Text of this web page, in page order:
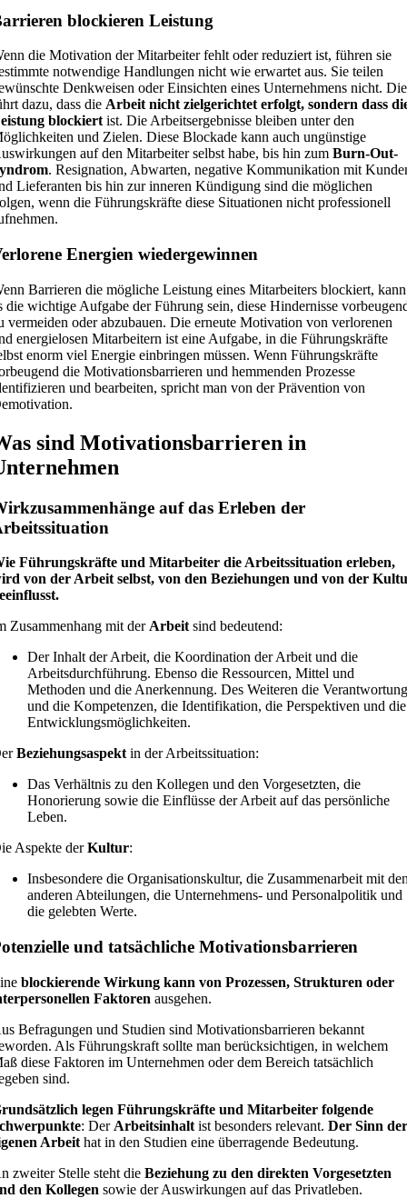
blockieren Leistung
die Motivation der Mitarbeiter fehlt oder reduziert ist, führen sie
notwendige Handlungen nicht wie erwartet aus. Sie teilen
Denkweisen oder Einsichten eines Unternehmens nicht.
dazu, dass die Arbeit nicht zielgerichtet erfolgt, sondern dass
blockiert ist. Die Arbeitsergebnisse bleiben unter den
und Zielen. Diese Blockade kann auch ungünstige
auf den Mitarbeiter selbst habe, bis hin zumBurn-Out-
. Resignation, Abwarten, negative Kommunikation mit
Lieferanten bis hin zur inneren Kündigung sind die möglichen
wenn die Führungskräfte diese Situationen nicht professionell
Energien wiedergewinnen
Barrieren die mögliche Leistung eines Mitarbeiters blockiert, kann
die wichtige Aufgabe der Führung sein, diese Hindernisse
vermeiden oder abzubauen. Die erneute Motivation von verlorenen
energielosen Mitarbeitern ist eine Aufgabe, in die Führungskräfte
enorm viel Energie einbringen müssen. Wenn Führungskräfte
die Motivationsbarrieren und hemmenden Prozesse
und bearbeiten, spricht man von der Prävention von
sind Motivations­barrieren in
auf das Erleben der
Führungskräfte und Mitarbeiter die Arbeitssituation erleben,
von der Arbeit selbst, von den Beziehungen und von der
Zusammenhang mit der Arbeit sind bedeutend:
Der Inhalt der Arbeit, die Koordination der Arbeit und die
Arbeitsdurchführung. Ebenso die Ressourcen, Mittel und
Methoden und die Anerkennung. Des Weiteren die
und die Kompetenzen, die Identifikation, die Perspektiven und die
Entwicklungsmöglichkeiten.
Beziehungsaspekt in der Arbeitssituation:
Das Verhältnis zu den Kollegen und den Vorgesetzten, die
Honorierung sowie die Einflüsse der Arbeit auf das persönliche
Leben.
Aspekte derKultur:
Insbesondere die Organisationskultur, die Zusammenarbeit mit
anderen Abteilungen, die Unternehmens- und Personalpolitik und
die gelebten Werte.
und tatsächliche Motivationsbarrieren
blockierende Wirkung kann von Prozessen, Strukturen oder
Faktoren ausgehen.
Befragungen und Studien sind Motivationsbarrieren bekannt
Als Führungskraft sollte man berücksichtigen, in welchem
diese Faktoren im Unternehmen oder dem Bereich tatsächlich
sind.
legen Führungskräfte und Mitarbeiter folgende
: Der Arbeitsinhalt ist besonders relevant.Der Sinn
Arbeit hat in den Studien eine überragende Bedeutung.
zweiter Stelle steht dieBeziehung zu den direkten Vorgesetzten
den Kollegen sowie der Auswirkungen auf das Privatleben.